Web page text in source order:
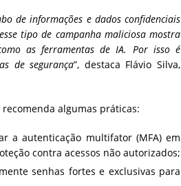
de informações e dados confidenciais
tipo de campanha maliciosa mostra
as ferramentas de IA. Por isso é
de segurança”, destaca Flávio Silva,
algumas práticas:
a autenticação multifator (MFA) em
contra acessos não autorizados;
senhas fortes e exclusivas para